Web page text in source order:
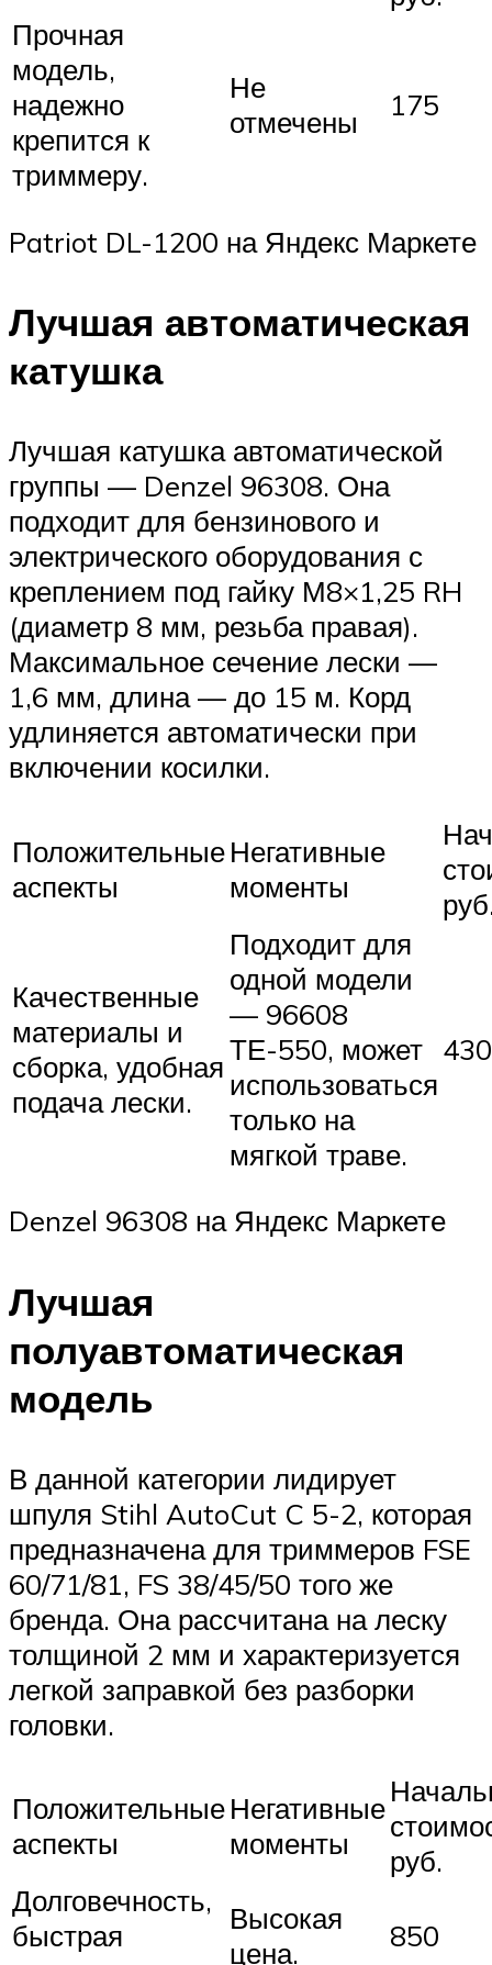
Прочная
модель,
надежно
крепится к
триммеру.
Не
отмечены
175
Patriot DL-1200 на Яндекс Маркете
Лучшая автоматическая
катушка
Лучшая катушка автоматической
группы — Denzel 96308. Она
подходит для бензинового и
электрического оборудования с
креплением под гайку М8×1,25 RH
(диаметр 8 мм, резьба правая).
Максимальное сечение лески —
1,6 мм, длина — до 15 м. Корд
удлиняется автоматически при
включении косилки.
Положительные
аспекты
Негативные
моменты
Качественные
материалы и
сборка, удобная
подача лески.
Подходит для
одной модели
— 96608
ТЕ-550, может
использоваться
только на
мягкой траве.
430
Denzel 96308 на Яндекс Маркете
Лучшая
полуавтоматическая
модель
В данной категории лидирует
шпуля Stihl AutoCut C 5-2, которая
предназначена для триммеров FSE
60/71/81, FS 38/45/50 того же
бренда. Она рассчитана на леску
толщиной 2 мм и характеризуется
легкой заправкой без разборки
головки.
Положительные
аспекты
Негативные
моменты
руб.
Долговечность,
быстрая
Высокая
цена.
850